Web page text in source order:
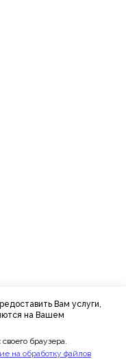
Вам услуги,
на Вашем
браузера.
на обработку файлов